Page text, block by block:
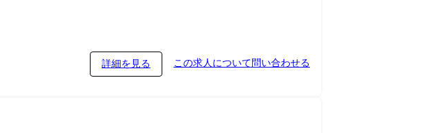
詳細を見る この求人について問い合わせる